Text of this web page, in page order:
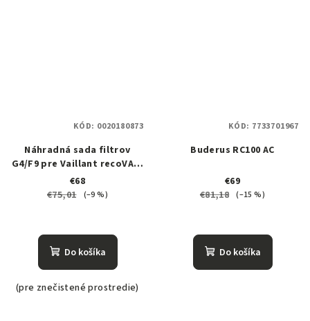
Náhradná sada filtrov
G4/F9 pre Vaillant recoVAIR
260/4 a 360/4
€68
€75,01
(–9 %)
Do košíka
(pre znečistené prostredie)
KÓD: 0020180873
Buderus RC100 AC
€69
€81,18 (–15 %)
Do košíka
KÓD: 7733701967